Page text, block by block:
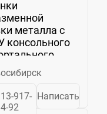
металла с
консольного
на основе
917-
92
Написать